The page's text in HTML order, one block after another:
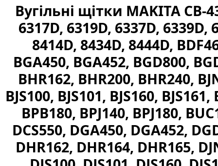
Вугільні щітки MAKITA CB-
6317D, 6319D, 6337D, 6339D,
8414D, 8434D, 8444D,
BGA450, BGA452, BGD800,
BHR162, BHR200, BHR240,
BJS100, BJS101, BJS160,
BPB180, BPJ140, BPJ180,
DCS550, DGA450, DGA452,
DHR162, DHR164, DHR165,